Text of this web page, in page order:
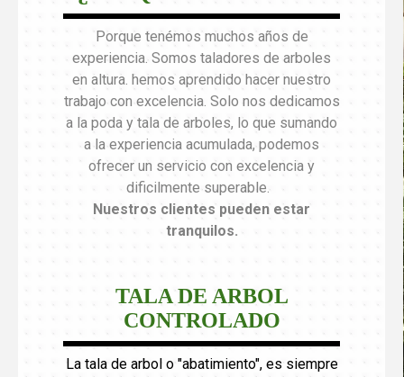
Porque tenémos muchos años de
experiencia. Somos taladores de arboles
en altura. hemos aprendido hacer nuestro
trabajo con excelencia. Solo nos dedicamos
a la poda y tala de arboles, lo que sumando
a la experiencia acumulada, podemos
ofrecer un servicio con excelencia y
dificilmente superable.
Nuestros clientes pueden estar
tranquilos.
TALA DE ARBOL
CONTROLADO
La tala de arbol o "abatimiento", es siempre